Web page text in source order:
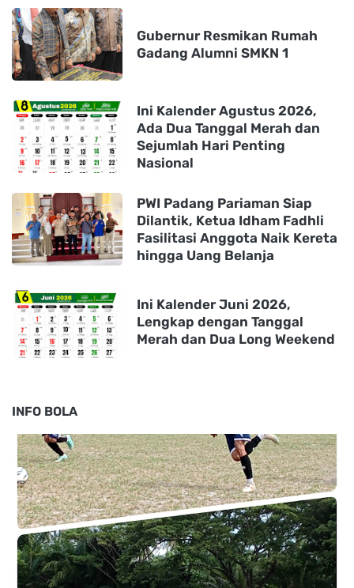
Gubernur Resmikan Rumah
Gadang Alumni SMKN 1
Ini Kalender Agustus 2026,
Ada Dua Tanggal Merah dan
Sejumlah Hari Penting
Nasional
PWI Padang Pariaman Siap
Dilantik, Ketua Idham Fadhli
Fasilitasi Anggota Naik Kereta
hingga Uang Belanja
Ini Kalender Juni 2026,
Lengkap dengan Tanggal
Merah dan Dua Long Weekend
INFO BOLA